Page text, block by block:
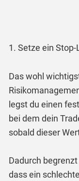
1. Setze ein
Das wohl
legst du einen
bei dem dein
sobald dieser
Dadurch
dass ein